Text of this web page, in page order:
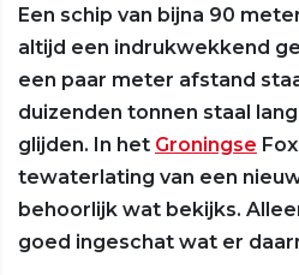
Een schip van bijna 90
altijd een indrukwekkend
een paar meter afstand
duizenden tonnen staal
glijden. In het Groningse
tewaterlating van een
behoorlijk wat bekijks.
goed ingeschat wat er